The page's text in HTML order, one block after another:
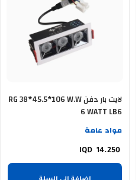
لايت بار دفن RG 38*45.5*106 W.W
6 WATT LB6
مواد عامة
14.250